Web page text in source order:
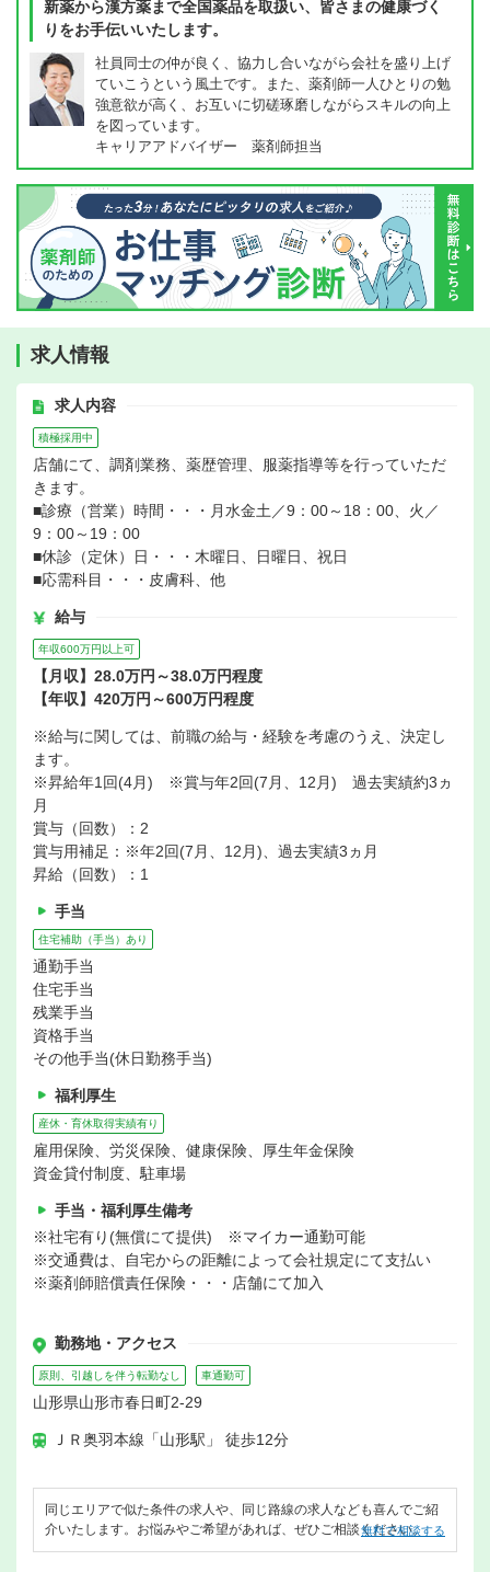
新薬から漢方薬まで全国薬品を取扱い、皆さまの健康づく
りをお手伝いいたします。
社員同士の仲が良く、協力し合いながら会社を盛り上げ
ていこうという風土です。また、薬剤師一人ひとりの勉
強意欲が高く、お互いに切磋琢磨しながらスキルの向上
を図っています。
キャリアアドバイザー 薬剤師担当
求人情報
求人内容
積極採用中
店舗にて、調剤業務、薬歴管理、服薬指導等を行っていただ
きます。
■診療（営業）時間・・・月水金土／9：00～18：00、火／
9：00～19：00
■休診（定休）日・・・木曜日、日曜日、祝日
■応需科目・・・皮膚科、他
給与
年収600万円以上可
【月収】28.0万円～38.0万円程度
【年収】420万円～600万円程度
※給与に関しては、前職の給与・経験を考慮のうえ、決定し
ます。
※昇給年1回(4月) ※賞与年2回(7月、12月) 過去実績約3ヵ
月
賞与（回数）：2
賞与用補足：※年2回(7月、12月)、過去実績3ヵ月
昇給（回数）：1
手当
住宅補助（手当）あり
通勤手当
住宅手当
残業手当
資格手当
その他手当(休日勤務手当)
福利厚生
産休・育休取得実績有り
雇用保険、労災保険、健康保険、厚生年金保険
資金貸付制度、駐車場
手当・福利厚生備考
※社宅有り(無償にて提供) ※マイカー通勤可能
※交通費は、自宅からの距離によって会社規定にて支払い
※薬剤師賠償責任保険・・・店舗にて加入
勤務地・アクセス
原則、引越しを伴う転勤なし 車通勤可
山形県山形市春日町2-29
ＪＲ奥羽本線「山形駅」 徒歩12分
同じエリアで似た条件の求人や、同じ路線の求人なども喜んでご紹
介いたします。お悩みやご希望があれば、ぜひご相談ください。
無料で相談する